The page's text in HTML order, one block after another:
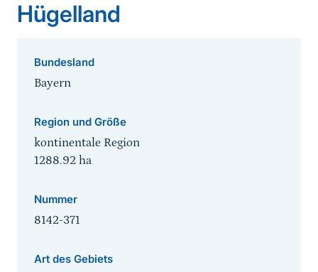
Hügelland
Bundesland
Bayern
Region und Größe
kontinentale Region
1288.92 ha
Nummer
8142-371
Art des Gebiets